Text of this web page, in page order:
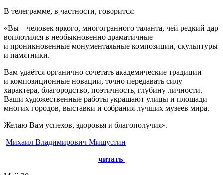
В телеграмме, в частности, говорится:
«Вы – человек яркого, многогранного таланта, чей редкий дар
воплотился в необыкновенно драматичные
и проникновенные монументальные композиции, скульптуры
и памятники.
Вам удаётся органично сочетать академические традиции
и композиционные новации, точно передавать силу
характера, благородство, поэтичность, глубину личности.
Ваши художественные работы украшают улицы и площади
многих городов, выставки и собрания лучших музеев мира.
Желаю Вам успехов, здоровья и благополучия».
Михаил Владимирович Мишустин
читать